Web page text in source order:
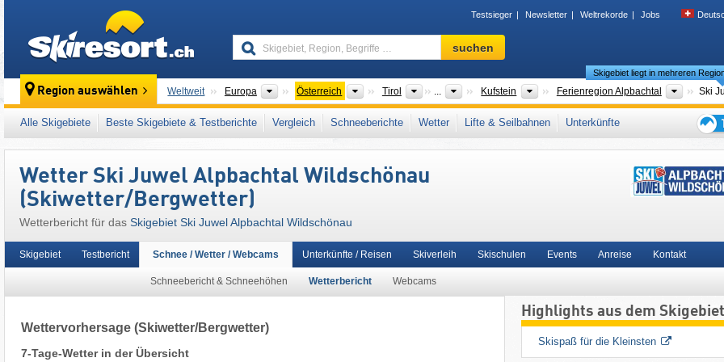
Testsieger Newsletter Weltrekorde Jobs
Skigebiet,
Region,
…
suchen
Region auswählen Weltweit Europa Kontinente
Österreich Länder
Tirol Bundesländer
... Kufstein BezirkeFerienregion Alpbachtal
Skigebiet liegt in mehreren
Weltweit Europa Kontinente
Österreich Länder
Tirol Bundesländer
... Kufstein BezirkeWildschönau
Alle Skigebiete Beste Skigebiete & Testberichte Vergleich Schneeberichte Wetter Lifte & Seilbahnen
Unterkünfte
den
Wetter Ski Juwel Alpbachtal Wildschönau
(Skiwetter/Bergwetter)
Wetterbericht für das Skigebiet Ski Juwel Alpbachtal Wildschönau
Skigebiet Testbericht Schnee / Wetter / Webcams
Schneebericht & Schneehöhen Wetterbericht Webcams
Unterkünfte / Reisen Skiverleih Skischulen Events Anreise Kontakt
Wettervorhersage (Skiwetter/Bergwetter)
7-Tage-Wetter in der Übersicht
Highlights aus dem Skigebiet
Skispaß für die Kleinsten